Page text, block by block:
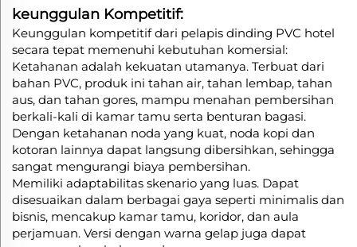
keunggulan Kompetitif:
Keunggulan kompetitif dari pelapis dinding PVC hotel
secara tepat memenuhi kebutuhan komersial:
Ketahanan adalah kekuatan utamanya. Terbuat dari
bahan PVC, produk ini tahan air, tahan lembap, tahan
aus, dan tahan gores, mampu menahan pembersihan
berkali-kali di kamar tamu serta benturan bagasi.
Dengan ketahanan noda yang kuat, noda kopi dan
kotoran lainnya dapat langsung dibersihkan, sehingga
sangat mengurangi biaya pembersihan.
Memiliki adaptabilitas skenario yang luas. Dapat
disesuaikan dalam berbagai gaya seperti minimalis dan
bisnis, mencakup kamar tamu, koridor, dan aula
perjamuan. Versi dengan warna gelap juga dapat